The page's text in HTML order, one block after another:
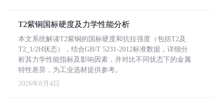
T2紫铜国标硬度及力学性能分析
本文系统解读T2紫铜的国标硬度和抗拉强度（包括T2及
T2_1/2H状态），结合GB/T 5231-2012标准数据，详细分
析其力学性能指标及影响因素，并对比不同状态下的金属
特性差异，为工业选材提供参考。
2026年8月4日